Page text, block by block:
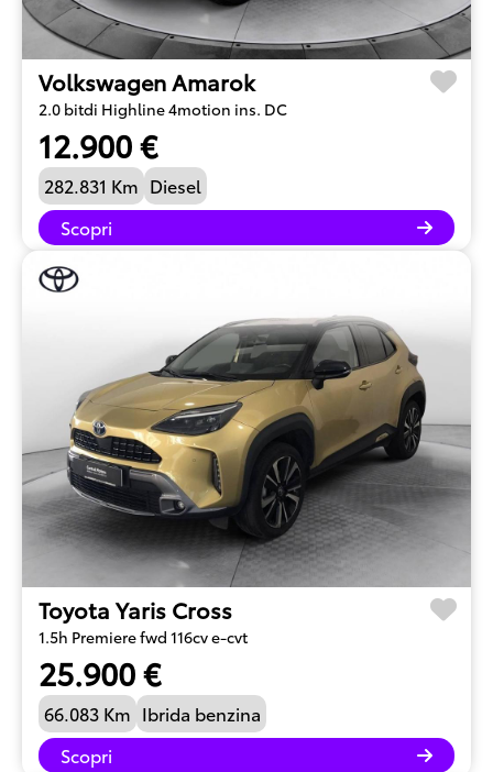
Volkswagen Amarok
2.0 bitdi Highline 4motion ins. DC
12.900 €
282.831 Km Diesel
Scopri
Toyota Yaris Cross
1.5h Premiere fwd 116cv e-cvt
25.900 €
66.083 Km Ibrida benzina
Scopri